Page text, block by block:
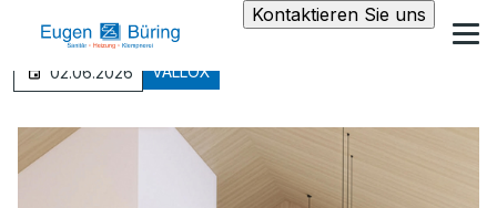
Kontaktieren Sie uns
02.06.2026 VALLOX